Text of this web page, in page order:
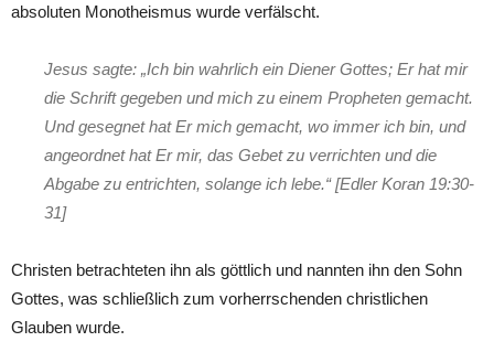
absoluten Monotheismus wurde verfälscht.
Jesus sagte: „Ich bin wahrlich ein Diener Gottes; Er hat mir
die Schrift gegeben und mich zu einem Propheten gemacht.
Und gesegnet hat Er mich gemacht, wo immer ich bin, und
angeordnet hat Er mir, das Gebet zu verrichten und die
Abgabe zu entrichten, solange ich lebe.“ [Edler Koran 19:30-
31]
Christen betrachteten ihn als göttlich und nannten ihn den Sohn
Gottes, was schließlich zum vorherrschenden christlichen
Glauben wurde.